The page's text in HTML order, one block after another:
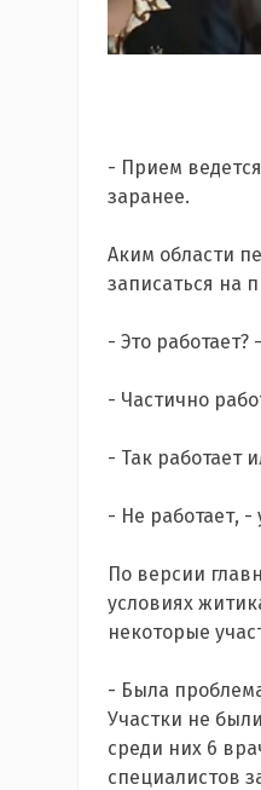
- Прием
заранее.
Аким области
записаться на
- Это работает?
- Частично
- Так работает
- Не работает,
По версии
условиях
некоторые
- Была
Участки не
среди них 6
специалистов